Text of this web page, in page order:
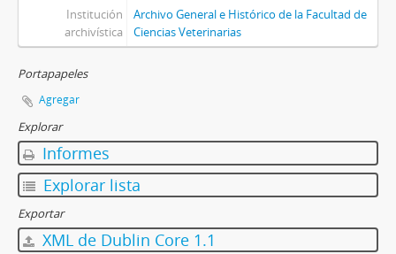
Institución
archivística
Archivo General e Histórico de la Facultad de
Ciencias Veterinarias
Portapapeles
Agregar
Explorar
Informes
Explorar lista
Exportar
XML de Dublin Core 1.1